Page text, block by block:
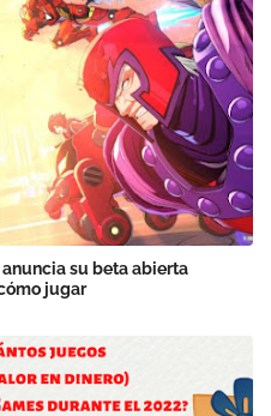
anuncia su beta abierta
jugar